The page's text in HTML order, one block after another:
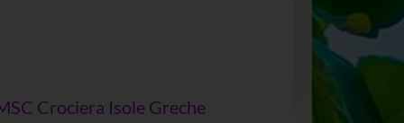
Crociera Isole Greche